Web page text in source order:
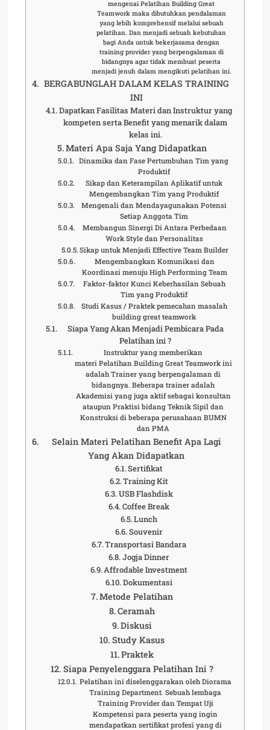
mengenai Pelatihan Building Great
Teamwork maka dibutuhkan pendalaman
yang lebih komprehensif melalui sebuah
pelatihan. Dan menjadi sebuah kebutuhan
bagi Anda untuk bekerjasama dengan
training provider yang berpengalaman di
bidangnya agar tidak membuat peserta
menjadi jenuh dalam mengikuti pelatihan ini.
BERGABUNGLAH DALAM KELAS TRAINING
INI
Dapatkan Fasilitas Materi dan Instruktur yang
kompeten serta Benefit yang menarik dalam
kelas ini.
Materi Apa Saja Yang Didapatkan
Dinamika dan Fase Pertumbuhan Tim yang
Produktif
Sikap dan Keterampilan Aplikatif untuk
Mengembangkan Tim yang Produktif
Mengenali dan Mendayagunakan Potensi
Setiap Anggota Tim
Membangun Sinergi Di Antara Perbedaan
Work Style dan Personalitas
Sikap untuk Menjadi Effective Team Builder
Mengembangkan Komunikasi dan
Koordinasi menuju High Performing Team
Faktor-faktor Kunci Keberhasilan Sebuah
Tim yang Produktif
Studi Kasus / Praktek pemecahan masalah
building great teamwork
Siapa Yang Akan Menjadi Pembicara Pada
Pelatihan ini ?
Instruktur yang memberikan
materi Pelatihan Building Great Teamwork ini
adalah Trainer yang berpengalaman di
bidangnya. Beberapa trainer adalah
Akademisi yang juga aktif sebagai konsultan
ataupun Praktisi bidang Teknik Sipil dan
Konstruksi di beberapa perusahaan BUMN
dan PMA
Selain Materi Pelatihan Benefit Apa Lagi
Yang Akan Didapatkan
Sertifikat
Training Kit
USB Flashdisk
Coffee Break
Lunch
Souvenir
Transportasi Bandara
Jogja Dinner
Affrodable Investment
Dokumentasi
Metode Pelatihan
Ceramah
Diskusi
Study Kasus
Praktek
Siapa Penyelenggara Pelatihan Ini ?
Pelatihan ini diselenggarakan oleh Diorama
Training Department. Sebuah lembaga
Training Provider dan Tempat Uji
Kompetensi para peserta yang ingin
mendapatkan sertifikat profesi yang di